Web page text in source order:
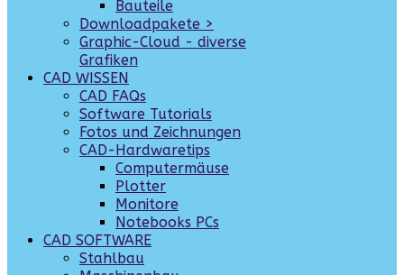
Bauteile
Downloadpakete >
Graphic-Cloud - diverse
Grafiken
CAD WISSEN
CAD FAQs
Software Tutorials
Fotos und Zeichnungen
CAD-Hardwaretips
Computermäuse
Plotter
Monitore
Notebooks PCs
CAD SOFTWARE
Stahlbau